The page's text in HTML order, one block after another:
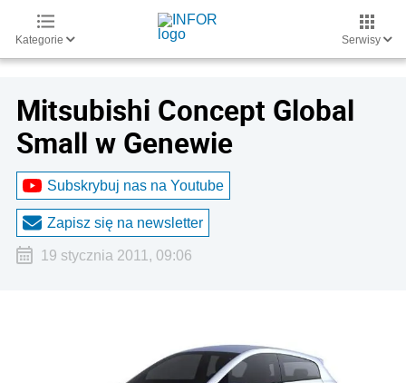
Kategorie Serwisy
Mitsubishi Concept Global
Small w Genewie
Subskrybuj nas na Youtube
Zapisz się na newsletter
19 stycznia 2011, 09:06